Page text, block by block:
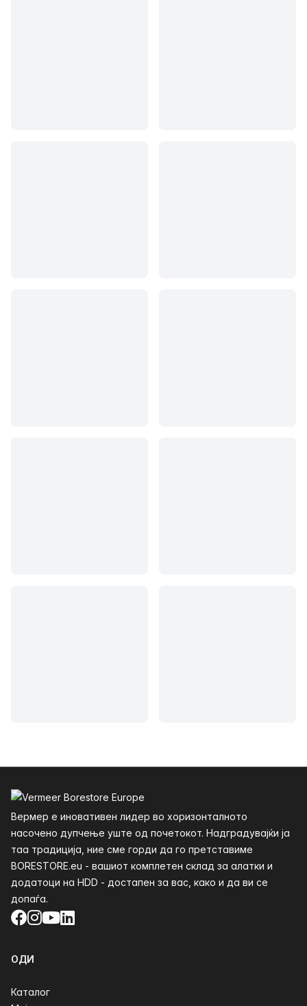
Вермер е иновативен лидер во хоризонталното
насочено дупчење уште од почетокот. Надградувајќи ја
таа традиција, ние сме горди да го претставиме
BORESTORE.eu - вашиот комплетен склад за алатки и
додатоци на HDD - достапен за вас, како и да ви се
допаѓа.
Facebook
Instagram
YouTube
LinkedIn
ОДИ
Каталог